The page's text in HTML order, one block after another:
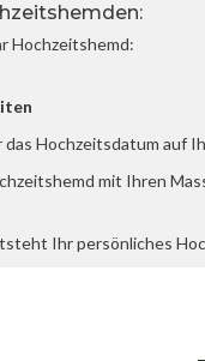
Hochzeitshemd:
das Hochzeitsdatum auf
mit Ihren
Ihr persönliches